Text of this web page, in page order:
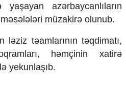
azərbaycanlıların
müzakirə olunub.
təamlarının təqdimatı,
həmçinin xatirə
yekunlaşıb.